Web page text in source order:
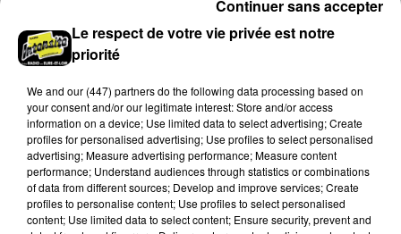
Stars'Terre 2026 : Philippe Palmieri dévoile
Le respect de votre vie privée est notre
priorité
We and our (447) partnersdo the following data processing based on
your consent and/or our legitimate interest: Store and/or access
information on a device; Use limited data to select advertising; Create
profiles for personalised advertising; Use profiles to select personalised
advertising; Measure advertising performance; Measure content
performance; Understand audiences through statistics or combinations
of data from different sources; Develop and improve services; Create
profiles to personalise content; Use profiles to select personalised
content; Use limited data to select content; Ensure security, prevent and
Continuer sans accepter